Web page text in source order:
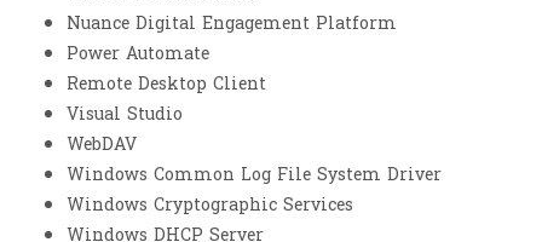
Nuance Digital Engagement Platform
Power Automate
Remote Desktop Client
Visual Studio
WebDAV
Windows Common Log File System Driver
Windows Cryptographic Services
Windows DHCP Server